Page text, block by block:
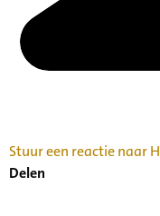
Stuur een reactie naar
Delen